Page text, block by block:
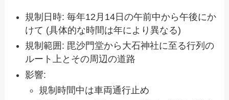
規制日時: 毎年12月14日の午前中から午後にか
けて (具体的な時間は年により異なる)
規制範囲: 毘沙門堂から大石神社に至る行列の
ルート上とその周辺の道路
影響:
規制時間中は車両通行止め